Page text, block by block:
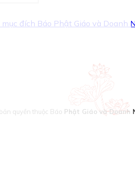
đích Báo Phật Giáo và Doanh
quyền thuộc Báo Phật Giáo và Doanh